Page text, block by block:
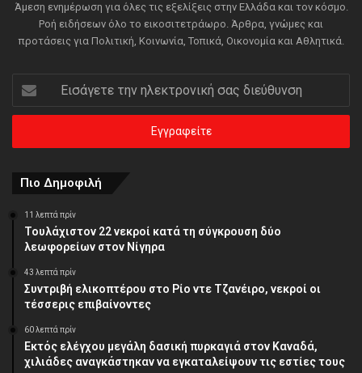
Άμεση ενημέρωση για όλες τις εξελίξεις στην Ελλάδα και τον κόσμο.
Ροή ειδήσεων όλο το εικοσιτετράωρο. Άρθρα, γνώμες και
προτάσεις για Πολιτική, Κοινωνία, Τοπικά, Οικονομία και Αθλητικά.
Εισάγετε
την
ηλεκτρονική
διεύθυνση
Πιο Δημοφιλή
11 λεπτά πρίν
Τουλάχιστον 22 νεκροί κατά τη σύγκρουση δύο
λεωφορείων στον Νίγηρα
43 λεπτά πρίν
Συντριβή ελικοπτέρου στο Ρίο ντε Τζανέιρο, νεκροί οι
τέσσερις επιβαίνοντες
60 λεπτά πρίν
Εκτός ελέγχου μεγάλη δασική πυρκαγιά στον Καναδά,
χιλιάδες αναγκάστηκαν να εγκαταλείψουν τις εστίες τους